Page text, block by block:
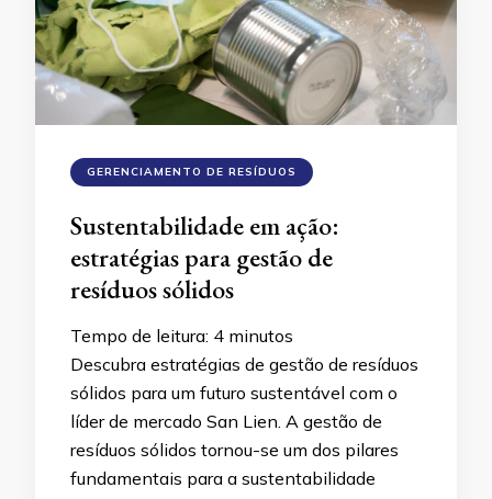
GERENCIAMENTO DE RESÍDUOS
Sustentabilidade em ação:
estratégias para gestão de
resíduos sólidos
Tempo de leitura: 4 minutos
Descubra estratégias de gestão de resíduos
sólidos para um futuro sustentável com o
líder de mercado San Lien. A gestão de
resíduos sólidos tornou-se um dos pilares
fundamentais para a sustentabilidade